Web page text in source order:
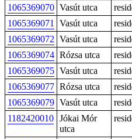
1065369070 Vasút utca
1065369071
Vasút utca
1065369072 Vasút utca
1065369074 Rózsa utca
1065369075 Vasút utca
1065369077 Rózsa utca
1065369079 Vasút utca
1182420010 Jókai Mór
utca